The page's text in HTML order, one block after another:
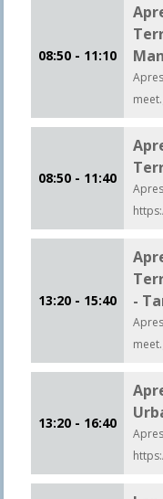
08:50 - 11:10
08:50 - 11:40
13:20 - 15:40
-
13:20 - 16:40